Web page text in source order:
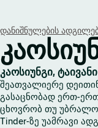
დანიშნულების
კაოსიუნგი, ტაივანი
შეათვალიერე
გასაცნობად ერთ-
ცხოვრობ თუ
Tinder-ზე უამრავი